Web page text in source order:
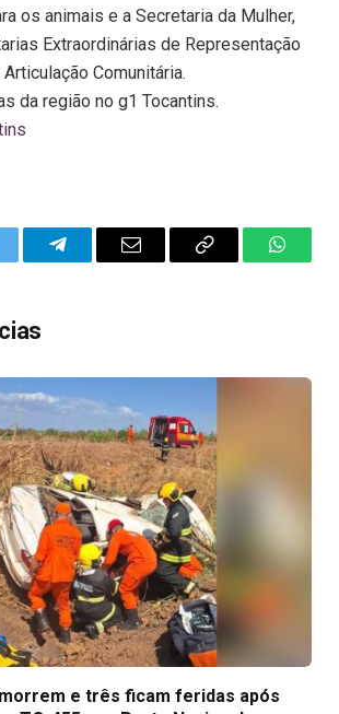
os animais e a Secretaria da Mulher,
Extraordinárias de Representação
Comunitária.
da região no g1 Tocantins.
TelegramEmail
Copy
e três ficam feridas após